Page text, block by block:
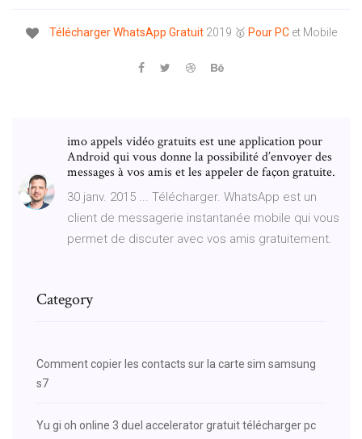
Télécharger WhatsApp Gratuit2019 🥇 Pour PCet Mobile
imo appels vidéo gratuits est une application pour
Android qui vous donne la possibilité d’envoyer des
messages à vos amis et les appeler de façon gratuite.
30 janv. 2015 ... Télécharger. WhatsApp est un
client de messagerie instantanée mobile qui vous
permet de discuter avec vos amis gratuitement.
Category
Comment copier les contacts sur la carte sim samsung
s7
Yu gi oh online 3 duel accelerator gratuit télécharger pc